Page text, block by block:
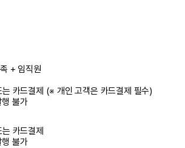
+ 임직원
카드결제 (※ 개인 고객은 카드결제 필수)
불가
카드결제
불가